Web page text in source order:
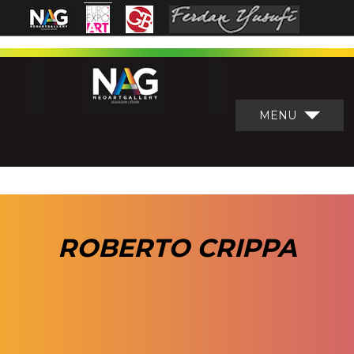
MENU
ROBERTO CRIPPA